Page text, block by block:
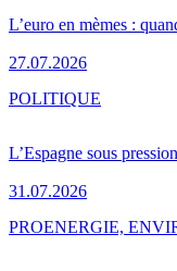
L’euro en mèmes :
27.07.2026
L’Espagne sous
31.07.2026
POLITIQUE
PROENERGIE,